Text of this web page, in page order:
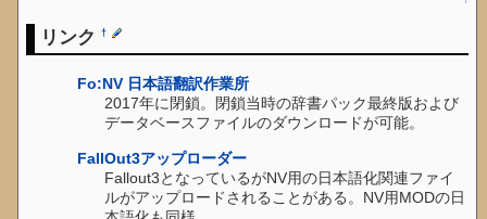
リンク†
Fo:NV 日本語翻訳作業所
2017年に閉鎖。閉鎖当時の辞書パック最終版および
データベースファイルのダウンロードが可能。
FallOut3アップローダー
Fallout3となっているがNV用の日本語化関連ファイ
ルがアップロードされることがある。NV用MODの日